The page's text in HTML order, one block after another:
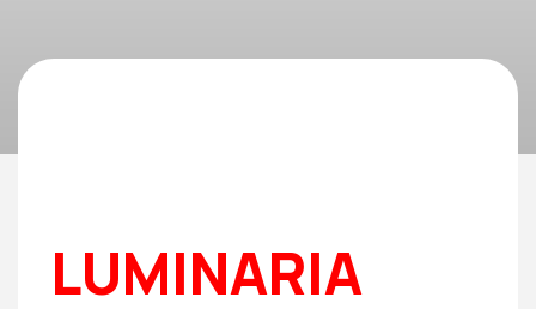
LUMINARIA